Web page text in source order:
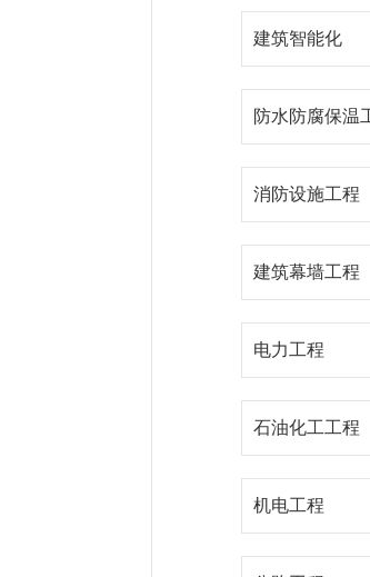
建筑智能化
防水防腐保温
消防设施工程
建筑幕墙工程
电力工程
石油化工工程
机电工程